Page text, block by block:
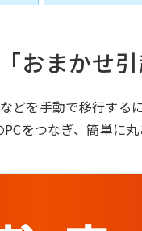
おまかせ引
を手動で移行する
をつなぎ、簡単に丸